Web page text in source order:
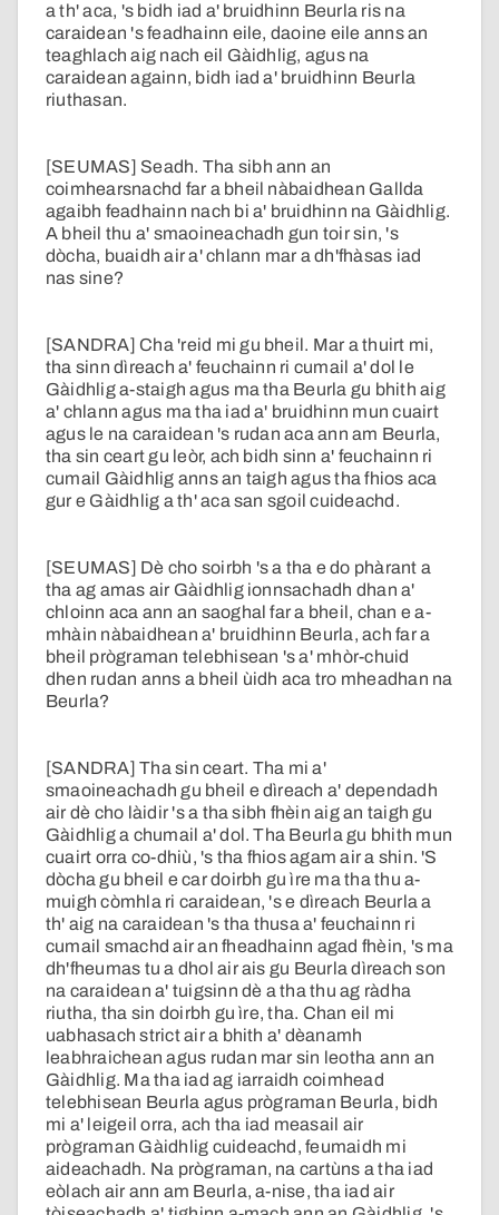
a th' aca, 's bidh iad a' bruidhinn Beurla ris na
caraidean 's feadhainn eile, daoine eile anns an
teaghlach aig nach eil Gàidhlig, agus na
caraidean againn, bidh iad a' bruidhinn Beurla
riuthasan.
[SEUMAS] Seadh. Tha sibh ann an
coimhearsnachd far a bheil nàbaidhean Gallda
agaibh feadhainn nach bi a' bruidhinn na Gàidhlig.
A bheil thu a' smaoineachadh gun toir sin, 's
dòcha, buaidh air a' chlann mar a dh'fhàsas iad
nas sine?
[SANDRA] Cha 'reid mi gu bheil. Mar a thuirt mi,
tha sinn dìreach a' feuchainn ri cumail a' dol le
Gàidhlig a-staigh agus ma tha Beurla gu bhith aig
a' chlann agus ma tha iad a' bruidhinn mun cuairt
agus le na caraidean 's rudan aca ann am Beurla,
tha sin ceart gu leòr, ach bidh sinn a' feuchainn ri
cumail Gàidhlig anns an taigh agus tha fhios aca
gur e Gàidhlig a th' aca san sgoil cuideachd.
[SEUMAS] Dè cho soirbh 's a tha e do phàrant a
tha ag amas air Gàidhlig ionnsachadh dhan a'
chloinn aca ann an saoghal far a bheil, chan e a-
mhàin nàbaidhean a' bruidhinn Beurla, ach far a
bheil prògraman telebhisean 's a' mhòr-chuid
dhen rudan anns a bheil ùidh aca tro mheadhan na
Beurla?
[SANDRA] Tha sin ceart. Tha mi a'
smaoineachadh gu bheil e dìreach a' dependadh
air dè cho làidir 's a tha sibh fhèin aig an taigh gu
Gàidhlig a chumail a' dol. Tha Beurla gu bhith mun
cuairt orra co-dhiù, 's tha fhios agam air a shin. 'S
dòcha gu bheil e car doirbh gu ìre ma tha thu a-
muigh còmhla ri caraidean, 's e dìreach Beurla a
th' aig na caraidean 's tha thusa a' feuchainn ri
cumail smachd air an fheadhainn agad fhèin, 's ma
dh'fheumas tu a dhol air ais gu Beurla dìreach son
na caraidean a' tuigsinn dè a tha thu ag ràdha
riutha, tha sin doirbh gu ìre, tha. Chan eil mi
uabhasach strict air a bhith a' dèanamh
leabhraichean agus rudan mar sin leotha ann an
Gàidhlig. Ma tha iad ag iarraidh coimhead
telebhisean Beurla agus prògraman Beurla, bidh
mi a' leigeil orra, ach tha iad measail air
prògraman Gàidhlig cuideachd, feumaidh mi
aideachadh. Na prògraman, na cartùns a tha iad
eòlach air ann am Beurla, a-nise, tha iad air